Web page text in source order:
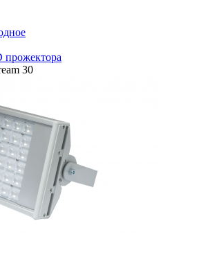
прожектора
30